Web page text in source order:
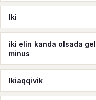
Iki
iki elin kanda olsada gel
minus
Ikiaqqivik